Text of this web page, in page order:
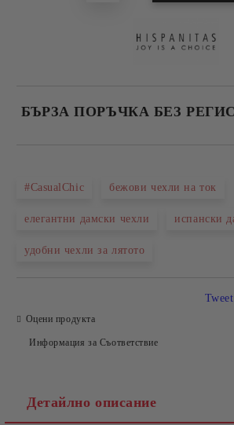
БЪРЗА ПОРЪЧКА БЕЗ
#CasualChic бежови чехли на ток
елегантни дамски чехли испански
удобни чехли за лятото
Оцени продукта
Информация за Съответствие
Tweet
Детайлно описание